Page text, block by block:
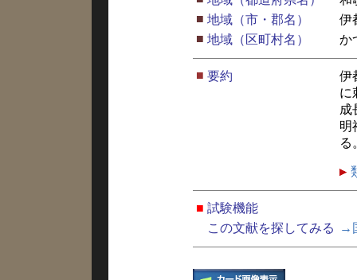
■ 地域（市・郡名）
伊
■ 地域（区町村名） か
■ 要約
伊
に
成
明
る
■ 試験機能
この文献を探してみる
→